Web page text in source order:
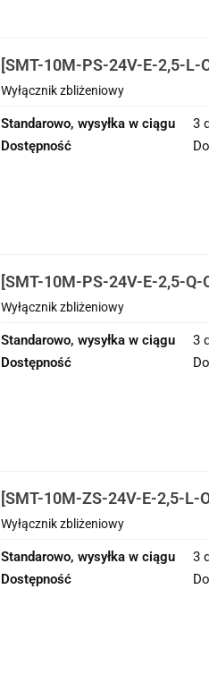
[SMT-10M-PS-24V-E-2,5-L-
zbliżeniowy
Wyłącznik zbliżeniowy
Standarowo, wysyłka w ciągu
3
Dostępność
[SMT-10M-PS-24V-E-2,5-Q-
zbliżeniowy
Wyłącznik zbliżeniowy
Standarowo, wysyłka w ciągu
3
Dostępność
[SMT-10M-ZS-24V-E-2,5-L-
zbliżeniowy
Wyłącznik zbliżeniowy
Standarowo, wysyłka w ciągu
3
Dostępność